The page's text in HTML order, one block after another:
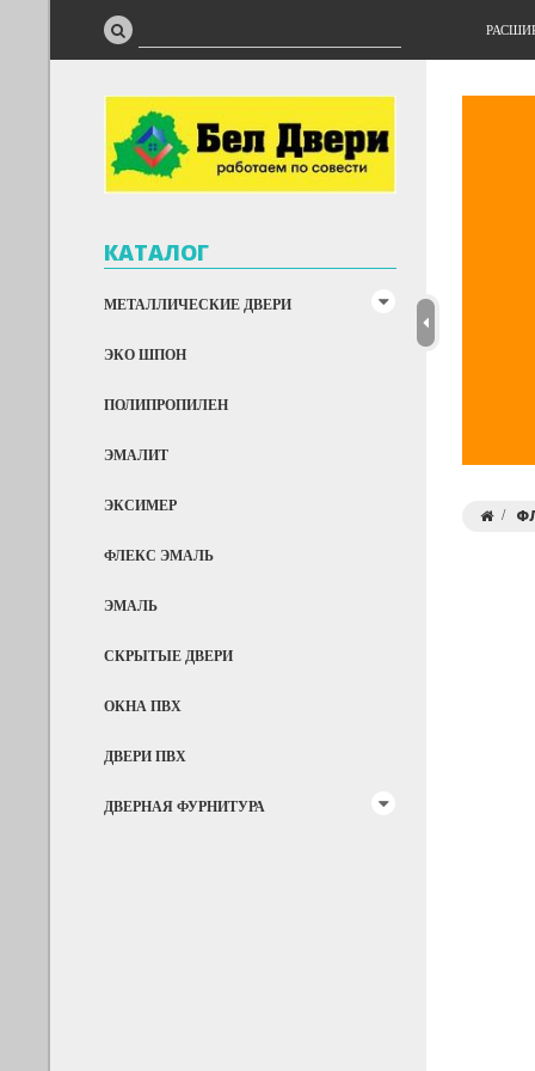
КАТАЛОГ
МЕТАЛЛИЧЕСКИЕ ДВЕРИ
ЭКО ШПОН
ПОЛИПРОПИЛЕН
ЭМАЛИТ
ЭКСИМЕР
ФЛЕКС ЭМАЛЬ
ЭМАЛЬ
СКРЫТЫЕ ДВЕРИ
ОКНА ПВХ
ДВЕРИ ПВХ
ДВЕРНАЯ ФУРНИТУРА